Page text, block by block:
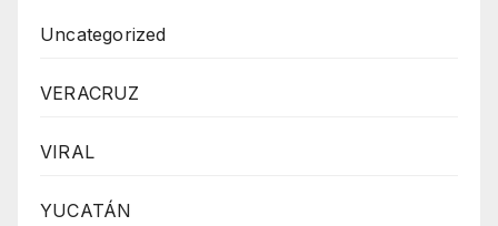
Uncategorized
VERACRUZ
VIRAL
YUCATÁN